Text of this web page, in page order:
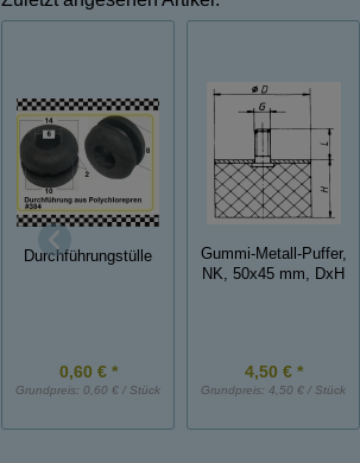
Durchführungstülle
0,60 € *
Grundpreis: 0,60 € / Stück
Gummi-Metall-Puffer,
NK, 50x45 mm, DxH
4,50 € *
Grundpreis: 4,50 € / Stück